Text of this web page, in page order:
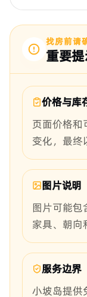
找房前请
重要
价格与库
页面价格和
变化，最终
图片说明
图片可能包
家具、朝向
服务边界
小坡岛提供